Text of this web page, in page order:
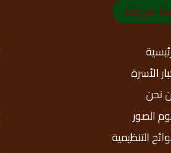
سريعة
الأسرة
نحن
الصور
التنظيمية